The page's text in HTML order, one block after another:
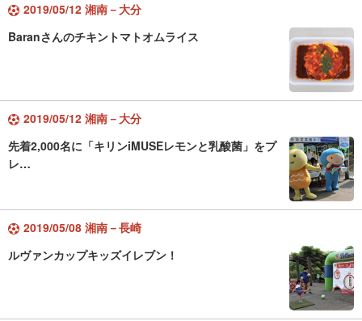
2019/05/12 湘南－大分
Baranさんのチキントマトオムライス
2019/05/12 湘南－大分
先着2,000名に「キリンiMUSEレモンと乳酸菌」をプ
レ…
2019/05/08 湘南－長崎
ルヴァンカップキッズイレブン！